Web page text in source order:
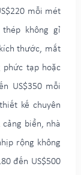
mỗi mét
không gỉ
thước, mắt
phức tạp hoặc
US$350 mỗi
kế chuyên
biển, nhà
rộng không
đến US$500